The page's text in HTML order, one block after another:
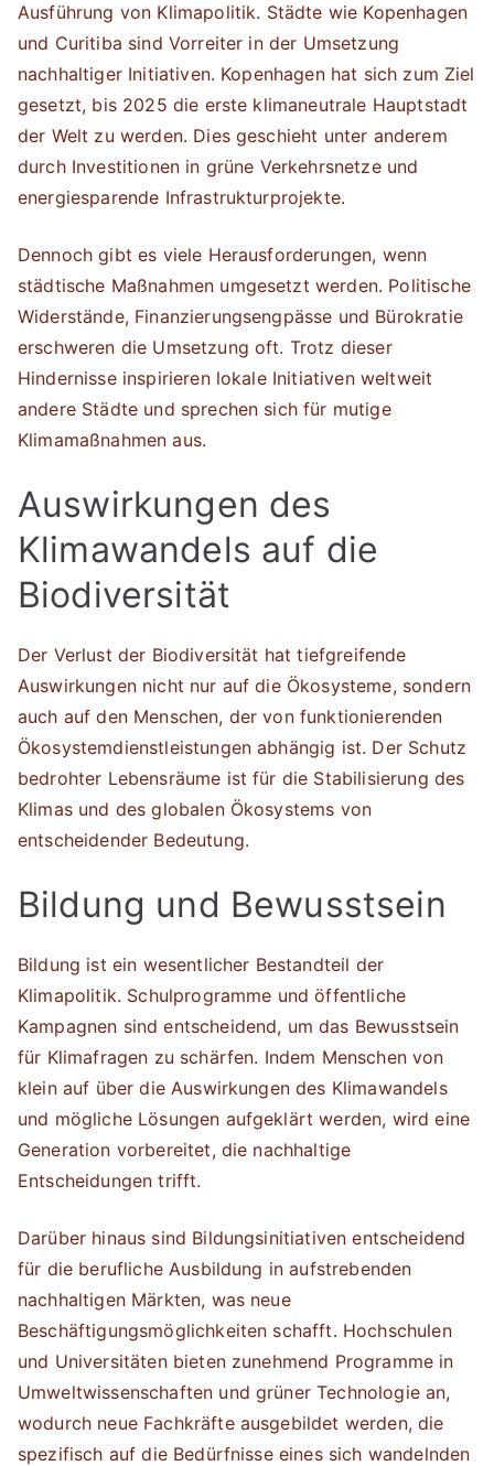
Ausführung von Klimapolitik. Städte wie Kopenhagen
und Curitiba sind Vorreiter in der Umsetzung
nachhaltiger Initiativen. Kopenhagen hat sich zum Ziel
gesetzt, bis 2025 die erste klimaneutrale Hauptstadt
der Welt zu werden. Dies geschieht unter anderem
durch Investitionen in grüne Verkehrsnetze und
energiesparende Infrastrukturprojekte.
Dennoch gibt es viele Herausforderungen, wenn
städtische Maßnahmen umgesetzt werden. Politische
Widerstände, Finanzierungsengpässe und Bürokratie
erschweren die Umsetzung oft. Trotz dieser
Hindernisse inspirieren lokale Initiativen weltweit
andere Städte und sprechen sich für mutige
Klimamaßnahmen aus.
Auswirkungen des
Klimawandels auf die
Biodiversität
Der Verlust der Biodiversität hat tiefgreifende
Auswirkungen nicht nur auf die Ökosysteme, sondern
auch auf den Menschen, der von funktionierenden
Ökosystemdienstleistungen abhängig ist. Der Schutz
bedrohter Lebensräume ist für die Stabilisierung des
Klimas und des globalen Ökosystems von
entscheidender Bedeutung.
Bildung und Bewusstsein
Bildung ist ein wesentlicher Bestandteil der
Klimapolitik. Schulprogramme und öffentliche
Kampagnen sind entscheidend, um das Bewusstsein
für Klimafragen zu schärfen. Indem Menschen von
klein auf über die Auswirkungen des Klimawandels
und mögliche Lösungen aufgeklärt werden, wird eine
Generation vorbereitet, die nachhaltige
Entscheidungen trifft.
Darüber hinaus sind Bildungsinitiativen entscheidend
für die berufliche Ausbildung in aufstrebenden
nachhaltigen Märkten, was neue
Beschäftigungsmöglichkeiten schafft. Hochschulen
und Universitäten bieten zunehmend Programme in
Umweltwissenschaften und grüner Technologie an,
wodurch neue Fachkräfte ausgebildet werden, die
spezifisch auf die Bedürfnisse eines sich wandelnden